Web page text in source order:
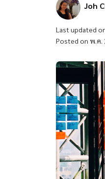
Joh
Last updated
Posted on พ.ค.